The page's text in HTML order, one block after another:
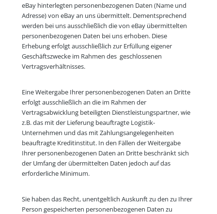
eBay hinterlegten personenbezogenen Daten (Name und
Adresse) von eBay an uns übermittelt. Dementsprechend
werden bei uns ausschließlich die von eBay übermittelten
personenbezogenen Daten bei uns erhoben. Diese
Erhebung erfolgt ausschließlich zur Erfüllung eigener
Geschäftszwecke im Rahmen des geschlossenen
Vertragsverhältnisses.
Eine Weitergabe Ihrer personenbezogenen Daten an Dritte
erfolgt ausschließlich an die im Rahmen der
Vertragsabwicklung beteiligten Dienstleistungspartner, wie
z.B. das mit der Lieferung beauftragte Logistik-
Unternehmen und das mit Zahlungsangelegenheiten
beauftragte Kreditinstitut. In den Fällen der Weitergabe
Ihrer personenbezogenen Daten an Dritte beschränkt sich
der Umfang der übermittelten Daten jedoch auf das
erforderliche Minimum.
Sie haben das Recht, unentgeltlich Auskunft zu den zu Ihrer
Person gespeicherten personenbezogenen Daten zu